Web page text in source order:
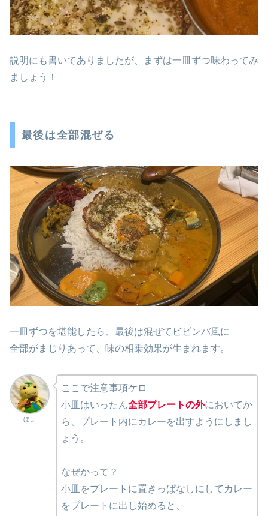
説明にも書いてありましたが、まずは一皿ずつ味わってみ
ましょう！
最後は全部混ぜる
一皿ずつを堪能したら、最後は混ぜてビビンバ風に
全部がまじりあって、味の相乗効果が生まれます。
ほし
ここで注意事項ケロ
小皿はいったん全部プレートの外においてか
ら、プレート内にカレーを出すようにしまし
ょう。
なぜかって？
小皿をプレートに置きっぱなしにしてカレー
をプレートに出し始めると、